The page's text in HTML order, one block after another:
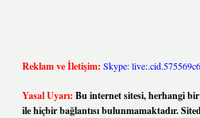
Reklam ve İletişim: Skype:
Yasal Uyarı: Bu internet sitesi, herhangi
ile hiçbir bağlantısı bulunmamaktadır.